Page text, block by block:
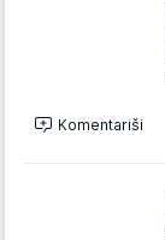
Komentariši